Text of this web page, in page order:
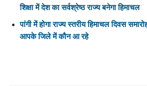
शिक्षा में देश का सर्वश्रेष्ठ राज्य बनेगा हिमाचल
पांगी में होगा राज्य स्तरीय हिमाचल दिवस
आपके जिले में कौन आ रहे